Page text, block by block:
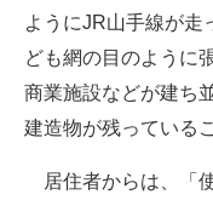
ようにJR山手線が走
ども網の目のように
商業施設などが建ち
建造物が残っている
居住者からは、「